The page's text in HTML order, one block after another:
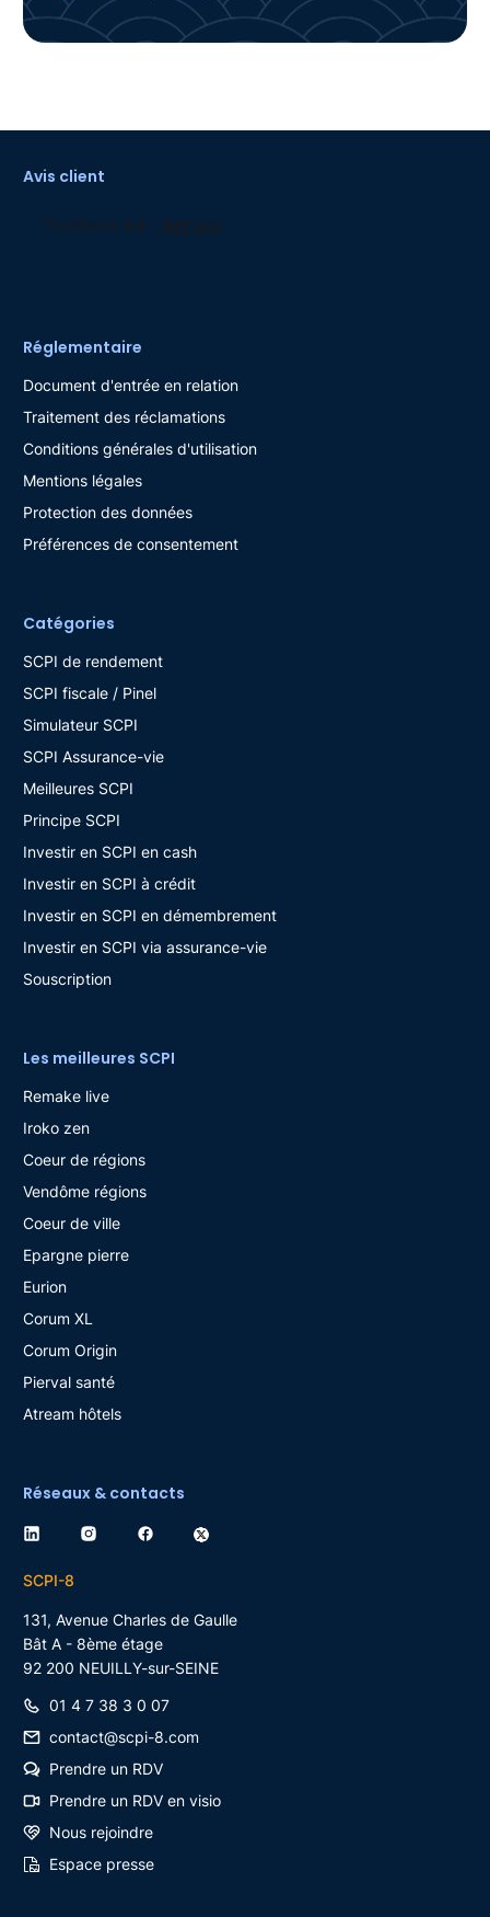
Avis client
Réglementaire
Document d'entrée en relation
Traitement des réclamations
Conditions générales d'utilisation
Mentions légales
Protection des données
Préférences de consentement
Catégories
SCPI de rendement
SCPI fiscale / Pinel
Simulateur SCPI
SCPI Assurance-vie
Meilleures SCPI
Principe SCPI
Investir en SCPI en cash
Investir en SCPI à crédit
Investir en SCPI en démembrement
Investir en SCPI via assurance-vie
Souscription
Les meilleures SCPI
Remake live
Iroko zen
Coeur de régions
Vendôme régions
Coeur de ville
Epargne pierre
Eurion
Corum XL
Corum Origin
Pierval santé
Atream hôtels
Réseaux & contacts
SCPI-8
131, Avenue Charles de Gaulle
Bât A - 8ème étage
92 200 NEUILLY-sur-SEINE
01 4 7 38 3 0 07
contact@scpi-8.com
Prendre un RDV
Prendre un RDV en visio
Nous rejoindre
Espace presse